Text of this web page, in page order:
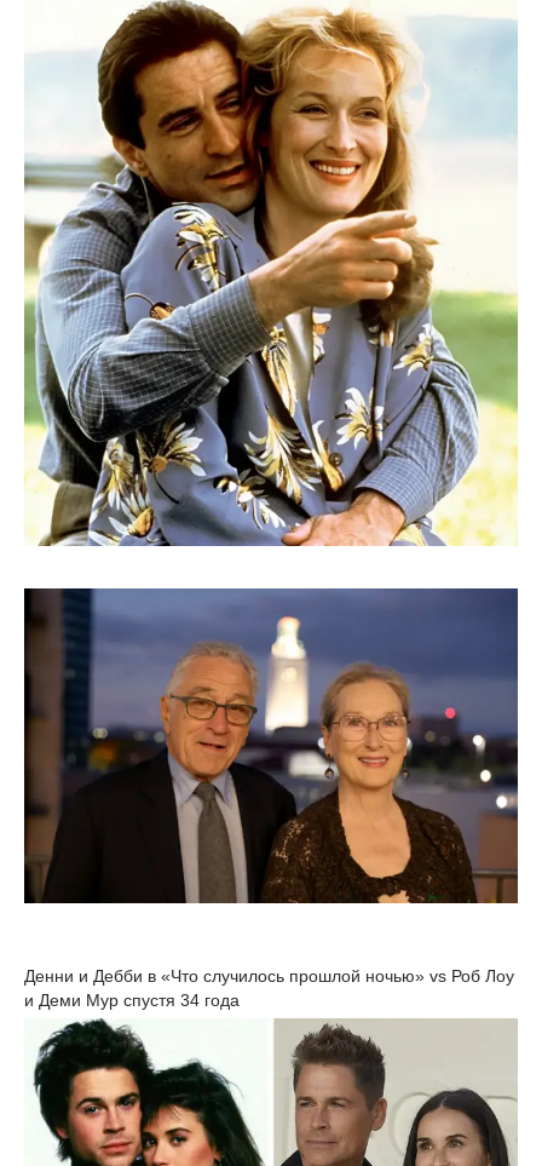
Денни и Дебби в «Что случилось прошлой ночью» vs Роб Лоу
и Деми Мур спустя 34 года